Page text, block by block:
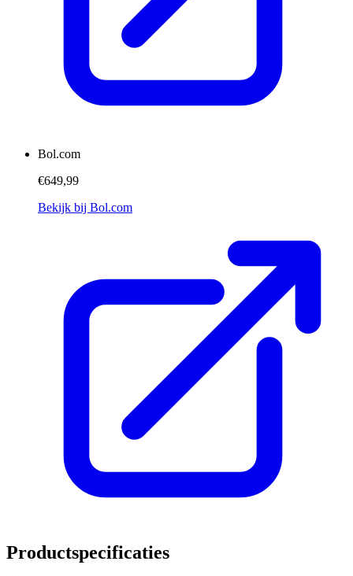
Bol.com
€649,99
Bekijk bij Bol.com
Productspecificaties